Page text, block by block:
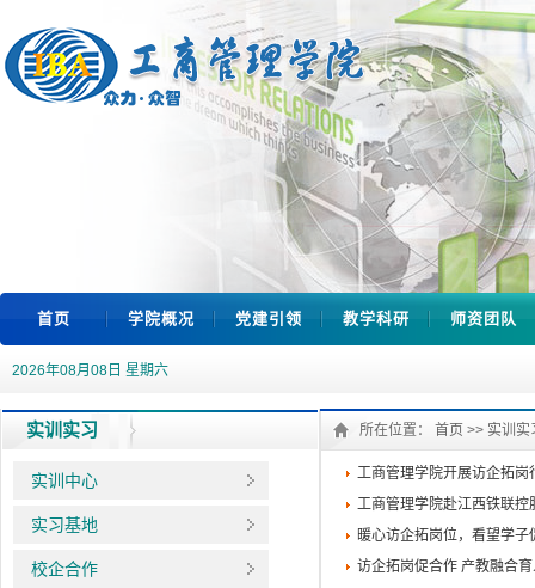
首页 学院概况 党建引领 教学科研 师资团队
2026年08月08日 星期六
实训实习
实训中心
实习基地
校企合作
所在位置： 首页 >> 实训
工商管理学院开展访企拓岗
工商管理学院赴江西铁联控
暖心访企拓岗位，看望学
访企拓岗促合作 产教融合